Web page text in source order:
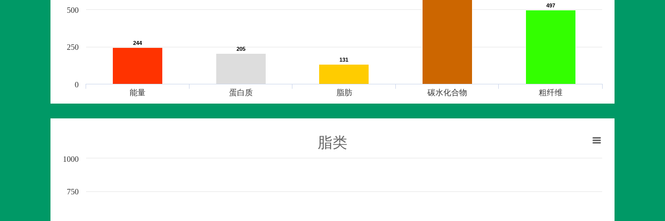
244
244
205
205
131
131
497
497
能量 蛋白质 脂肪 碳水化合物 粗纤维
0
250
500
脂类
750
1000